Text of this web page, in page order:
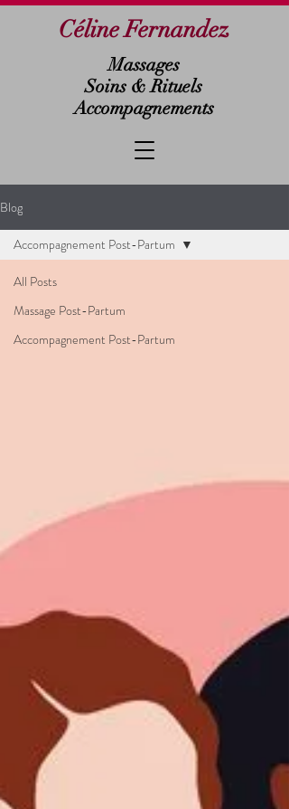
Massages
Soins & Rituels
Accompagnements
Céline Fernandez
Blog
All Posts
Massage Post-Partum
Accompagnement Post-Partum
Accompagnement Post-Partum